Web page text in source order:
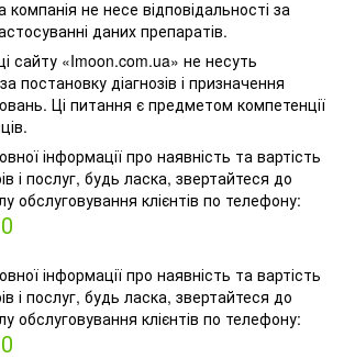
не несе відповідальності за
даних препаратів.
сайту «Imoon.com.ua» не несуть
постановку діагнозів і призначення
Ці питання є предметом компетенції
інформації про наявність та вартість
і послуг, будь ласка, звертайтеся до
обслуговування клієнтів по телефону:
інформації про наявність та вартість
і послуг, будь ласка, звертайтеся до
обслуговування клієнтів по телефону: